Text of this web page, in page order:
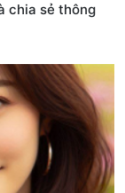
chia sẻ thông